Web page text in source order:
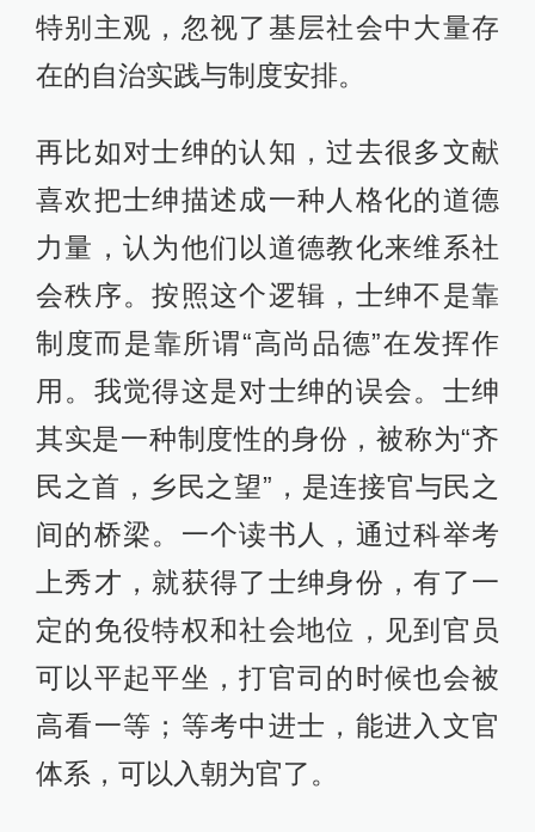
特别主观，忽视了基层社会中大量存
在的自治实践与制度安排。
再比如对士绅的认知，过去很多文献
喜欢把士绅描述成一种人格化的道德
力量，认为他们以道德教化来维系社
会秩序。按照这个逻辑，士绅不是靠
制度而是靠所谓“高尚品德”在发挥作
用。我觉得这是对士绅的误会。士绅
其实是一种制度性的身份，被称为“齐
民之首，乡民之望”，是连接官与民之
间的桥梁。一个读书人，通过科举考
上秀才，就获得了士绅身份，有了一
定的免役特权和社会地位，见到官员
可以平起平坐，打官司的时候也会被
高看一等；等考中进士，能进入文官
体系，可以入朝为官了。